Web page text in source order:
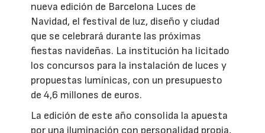
nueva edición de Barcelona Luces de
Navidad, el festival de luz, diseño y ciudad
que se celebrará durante las próximas
fiestas navideñas. La institución ha licitado
los concursos para la instalación de luces y
propuestas lumínicas, con un presupuesto
de 4,6 millones de euros.
La edición de este año consolida la apuesta